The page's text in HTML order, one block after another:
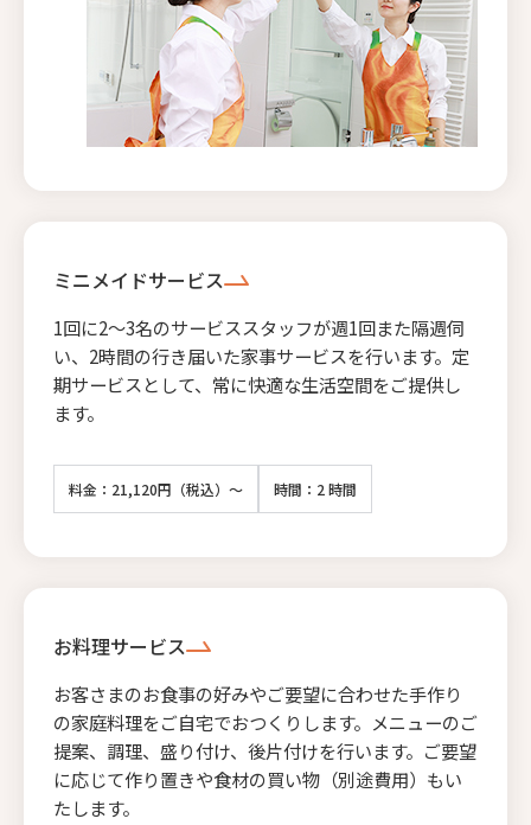
ミニメイドサービス
1回に2〜3名のサービススタッフが週1回また隔週伺
い、2時間の行き届いた家事サービスを行います。定
期サービスとして、常に快適な生活空間をご提供し
ます。
料金：21,120円（税込）～ 時間：2 時間
お料理サービス
お客さまのお食事の好みやご要望に合わせた手作り
の家庭料理をご自宅でおつくりします。メニューのご
提案、調理、盛り付け、後片付けを行います。ご要望
に応じて作り置きや食材の買い物（別途費用）もい
たします。